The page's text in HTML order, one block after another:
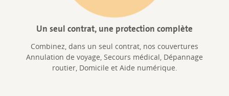
Un seul contrat, une protection complète
Combinez, dans un seul contrat, nos couvertures
Annulation de voyage, Secours médical, Dépannage
routier, Domicile et Aide numérique.